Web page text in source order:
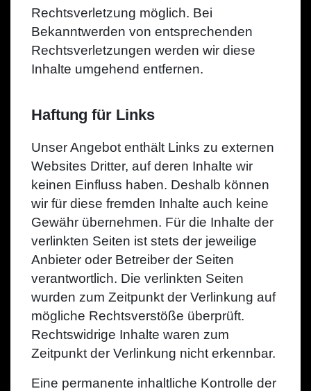
Rechtsverletzung möglich. Bei
Bekanntwerden von entsprechenden
Rechtsverletzungen werden wir diese
Inhalte umgehend entfernen.
Haftung für Links
Unser Angebot enthält Links zu externen
Websites Dritter, auf deren Inhalte wir
keinen Einfluss haben. Deshalb können
wir für diese fremden Inhalte auch keine
Gewähr übernehmen. Für die Inhalte der
verlinkten Seiten ist stets der jeweilige
Anbieter oder Betreiber der Seiten
verantwortlich. Die verlinkten Seiten
wurden zum Zeitpunkt der Verlinkung auf
mögliche Rechtsverstöße überprüft.
Rechtswidrige Inhalte waren zum
Zeitpunkt der Verlinkung nicht erkennbar.
Eine permanente inhaltliche Kontrolle der